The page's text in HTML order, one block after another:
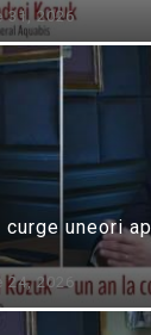
31, 2026
curge uneori
24, 2026